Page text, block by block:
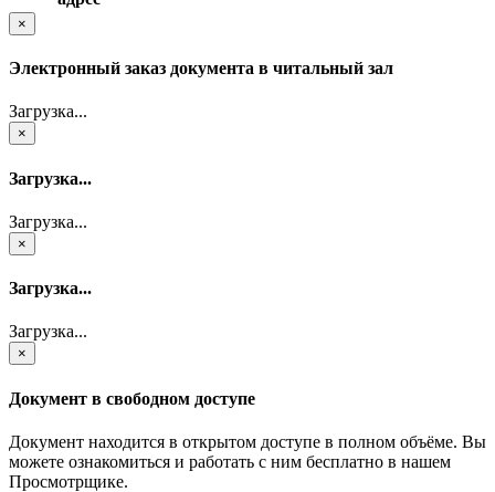
×
Электронный заказ документа в читальный зал
Загрузка...
×
Загрузка...
Загрузка...
×
Загрузка...
Загрузка...
×
Документ в свободном доступе
Документ находится в открытом доступе в полном объёме. Вы
можете ознакомиться и работать с ним бесплатно в нашем
Просмотрщике.